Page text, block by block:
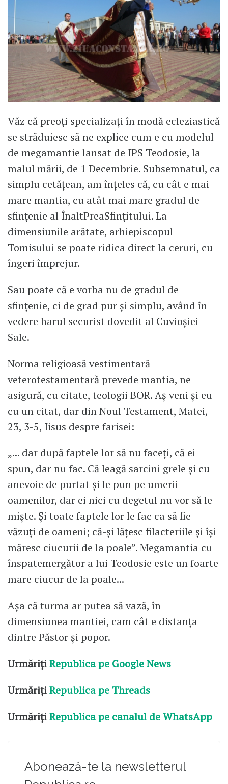
Văz că preoți specializați în modă ecleziastică
se străduiesc să ne explice cum e cu modelul
de megamantie lansat de IPS Teodosie, la
malul mării, de 1 Decembrie. Subsemnatul, ca
simplu cetățean, am înțeles că, cu cât e mai
mare mantia, cu atât mai mare gradul de
sfințenie al ÎnaltPreaSfințitului. La
dimensiunile arătate, arhiepiscopul
Tomisului se poate ridica direct la ceruri, cu
îngeri împrejur.
Sau poate că e vorba nu de gradul de
sfințenie, ci de grad pur și simplu, având în
vedere harul securist dovedit al Cuvioșiei
Sale.
Norma religioasă vestimentară
veterotestamentară prevede mantia, ne
asigură, cu citate, teologii BOR. Aș veni și eu
cu un citat, dar din Noul Testament, Matei,
23, 3-5, Iisus despre farisei:
„... dar după faptele lor să nu faceți, că ei
spun, dar nu fac. Că leagă sarcini grele și cu
anevoie de purtat și le pun pe umerii
oamenilor, dar ei nici cu degetul nu vor să le
miște. Și toate faptele lor le fac ca să fie
văzuți de oameni; că-și lățesc filacteriile și își
măresc ciucurii de la poale”. Megamantia cu
înspatemergător a lui Teodosie este un foarte
mare ciucur de la poale...
Așa că turma ar putea să vază, în
dimensiunea mantiei, cam cât e distanța
dintre Păstor și popor.
UrmărițiRepublica pe Google News
UrmărițiRepublica pe Threads
UrmărițiRepublica pe canalul de WhatsApp
Abonează-te la newsletterul